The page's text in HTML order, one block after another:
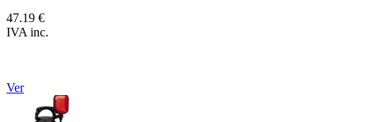
47.19 €
IVA inc.
Ver